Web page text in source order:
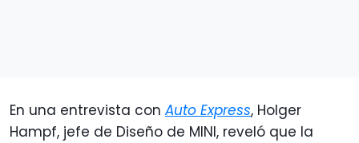
En una entrevista conAuto Express, Holger
Hampf, jefe de Diseño de MINI, reveló que la